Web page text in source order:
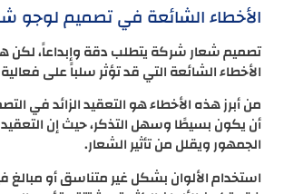
الأخطاء الشائعة في تصميم لوجو
تصميم شعار شركة يتطلب دقة وإبداعاً، لكن
الأخطاء الشائعة التي قد تؤثر سلباً على
من أبرز هذه الأخطاء هو التعقيد الزائد في
أن يكون بسيطًا وسهل التذكر، حيث إن
الجمهور ويقلل من تأثير الشعار.
استخدام الألوان بشكل غير متناسق أو مبالغ